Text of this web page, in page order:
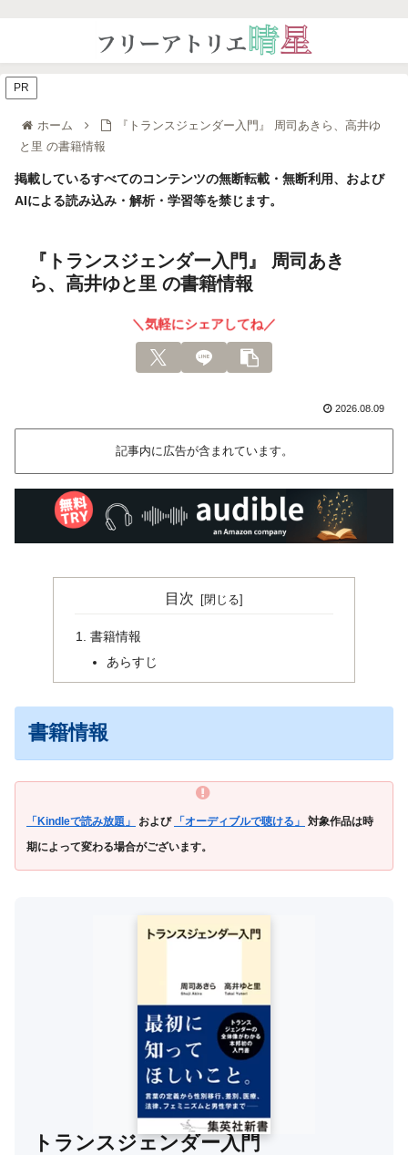
ホーム
『トランスジェンダー入門』 周司あきら、高井ゆ
と里 の書籍情報
掲載しているすべてのコンテンツの無断転載・無断利用、および
AIによる読み込み・解析・学習等を禁じます。
『トランスジェンダー入門』 周司あき
ら、高井ゆと里 の書籍情報
＼気軽にシェアしてね／
2026.08.09
記事内に広告が含まれています。
PR
目次
書籍情報
あらすじ
書籍情報
「Kindleで読み放題」 および 「オーディブルで聴ける」
対象作品は時
期によって変わる場合がございます。
トランスジェンダー入門